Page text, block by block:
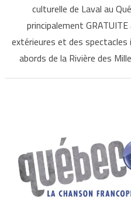
culturelle de Laval au
principalement
extérieures et des spectacles
abords de la Rivière des